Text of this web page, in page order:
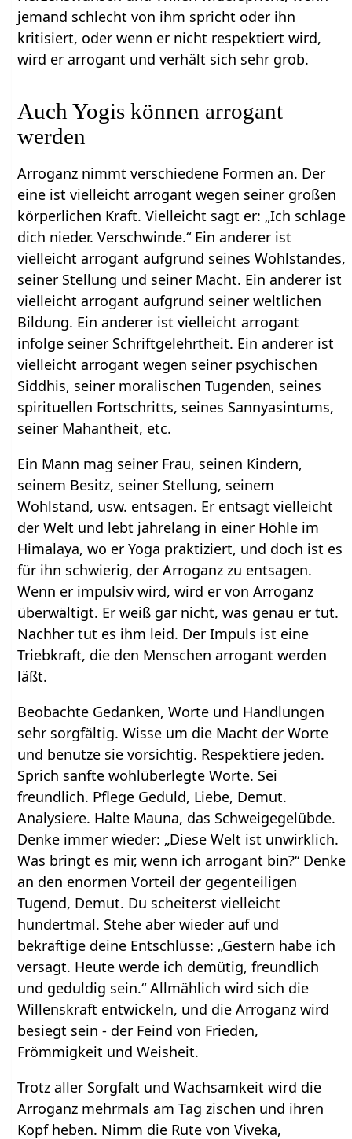
jemand schlecht von ihm spricht oder ihn
kritisiert, oder wenn er nicht respektiert wird,
wird er arrogant und verhält sich sehr grob.
Auch Yogis können arrogant
werden
Arroganz nimmt verschiedene Formen an. Der
eine ist vielleicht arrogant wegen seiner großen
körperlichen Kraft. Vielleicht sagt er: „Ich schlage
dich nieder. Verschwinde.“ Ein anderer ist
vielleicht arrogant aufgrund seines Wohlstandes,
seiner Stellung und seiner Macht. Ein anderer ist
vielleicht arrogant aufgrund seiner weltlichen
Bildung. Ein anderer ist vielleicht arrogant
infolge seiner Schriftgelehrtheit. Ein anderer ist
vielleicht arrogant wegen seiner psychischen
Siddhis, seiner moralischen Tugenden, seines
spirituellen Fortschritts, seines Sannyasintums,
seiner Mahantheit, etc.
Ein Mann mag seiner Frau, seinen Kindern,
seinem Besitz, seiner Stellung, seinem
Wohlstand, usw. entsagen. Er entsagt vielleicht
der Welt und lebt jahrelang in einer Höhle im
Himalaya, wo er Yoga praktiziert, und doch ist es
für ihn schwierig, der Arroganz zu entsagen.
Wenn er impulsiv wird, wird er von Arroganz
überwältigt. Er weiß gar nicht, was genau er tut.
Nachher tut es ihm leid. Der Impuls ist eine
Triebkraft, die den Menschen arrogant werden
läßt.
Beobachte Gedanken, Worte und Handlungen
sehr sorgfältig. Wisse um die Macht der Worte
und benutze sie vorsichtig. Respektiere jeden.
Sprich sanfte wohlüberlegte Worte. Sei
freundlich. Pflege Geduld, Liebe, Demut.
Analysiere. Halte Mauna, das Schweigegelübde.
Denke immer wieder: „Diese Welt ist unwirklich.
Was bringt es mir, wenn ich arrogant bin?“ Denke
an den enormen Vorteil der gegenteiligen
Tugend, Demut. Du scheiterst vielleicht
hundertmal. Stehe aber wieder auf und
bekräftige deine Entschlüsse: „Gestern habe ich
versagt. Heute werde ich demütig, freundlich
und geduldig sein.“ Allmählich wird sich die
Willenskraft entwickeln, und die Arroganz wird
besiegt sein - der Feind von Frieden,
Frömmigkeit und Weisheit.
Trotz aller Sorgfalt und Wachsamkeit wird die
Arroganz mehrmals am Tag zischen und ihren
Kopf heben. Nimm die Rute von Viveka,